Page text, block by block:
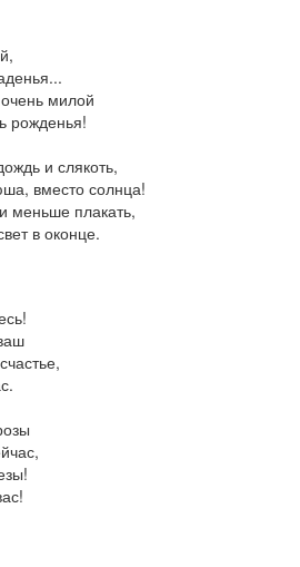
милой
рожденья!
и слякоть,
вместо солнца!
меньше плакать,
в оконце.